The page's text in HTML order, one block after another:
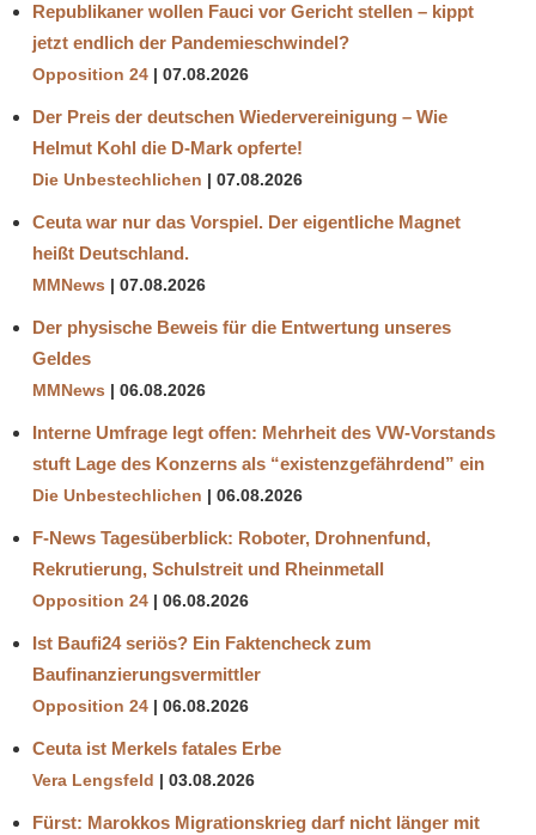
Republikaner wollen Fauci vor Gericht stellen – kippt
jetzt endlich der Pandemieschwindel?
Opposition 24 07.08.2026
Der Preis der deutschen Wiedervereinigung – Wie
Helmut Kohl die D‑Mark opferte!
Die Unbestechlichen 07.08.2026
Ceuta war nur das Vorspiel. Der eigentliche Magnet
heißt Deutschland.
MMNews 07.08.2026
Der physische Beweis für die Entwertung unseres
Geldes
MMNews 06.08.2026
Interne Umfrage legt offen: Mehrheit des VW-Vorstands
stuft Lage des Konzerns als “existenzgefährdend” ein
Die Unbestechlichen 06.08.2026
F-News Tagesüberblick: Roboter, Drohnenfund,
Rekrutierung, Schulstreit und Rheinmetall
Opposition 24 06.08.2026
Ist Baufi24 seriös? Ein Faktencheck zum
Baufinanzierungsvermittler
Opposition 24 06.08.2026
Ceuta ist Merkels fatales Erbe
Vera Lengsfeld 03.08.2026
Fürst: Marokkos Migrationskrieg darf nicht länger mit